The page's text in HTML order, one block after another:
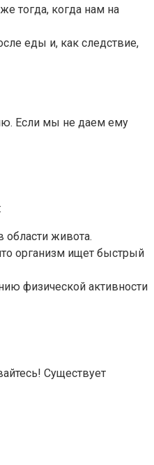
тогда, когда нам на
еды и, как следствие,
Если мы не даем ему
области живота.
организм ищет быстрый
физической активности
Существует